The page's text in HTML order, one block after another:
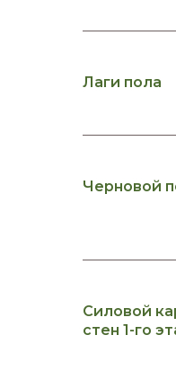
Лаги пола
Черновой
Силовой
стен 1-го